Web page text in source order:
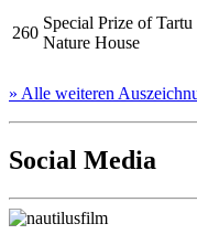
260
Special Prize of Tartu
Nature House
» Alle weiteren
Social Media